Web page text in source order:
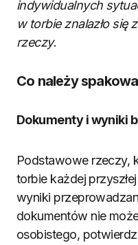
indywidualnych
w torbie znalazło się
rzeczy.
Co należy
Dokumenty i wyniki
Podstawowe rzeczy,
torbie każdej
wyniki
dokumentów nie
osobistego,